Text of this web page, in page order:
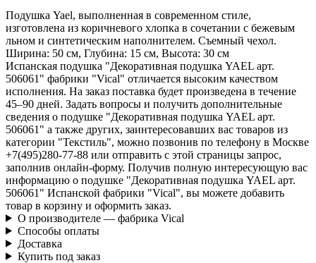
Подушка Yael, выполненная в современном стиле,
изготовлена из коричневого хлопка в сочетании с бежевым
льном и синтетическим наполнителем. Съемный чехол.
Ширина: 50 см, Глубина: 15 см, Высота: 30 см
Испанская подушка "Декоративная подушка YAEL арт.
506061" фабрики "Vical" отличается высоким качеством
исполнения. На заказ поставка будет произведена в течение
45–90 дней. Задать вопросы и получить дополнительные
сведения о подушке "Декоративная подушка YAEL арт.
506061" а также других, заинтересовавших вас товаров из
категории "Текстиль", можно позвонив по телефону в Москве
+7(495)280-77-88 или отправить с этой страницы запрос,
заполнив онлайн-форму. Получив полную интересующую вас
информацию о подушке "Декоративная подушка YAEL арт.
506061" Испанской фабрики "Vical", вы можете добавить
товар в корзину и оформить заказ.
О производителе — фабрика Vical
Способы оплаты
Доставка
Купить под заказ